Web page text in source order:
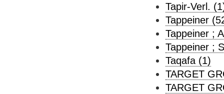
Tapir-Verl.
Tappeiner
Tappeiner ;
Tappeiner ;
Taqafa (1)
TARGET
TARGET